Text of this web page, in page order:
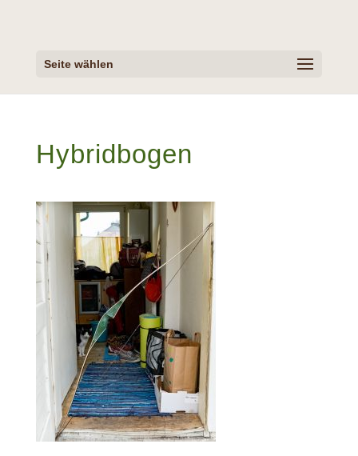
Seite wählen
Hybridbogen